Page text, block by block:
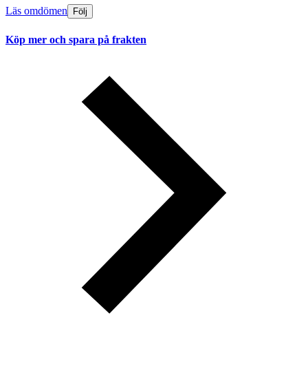
Läs omdömen Följ
Köp mer och spara på frakten